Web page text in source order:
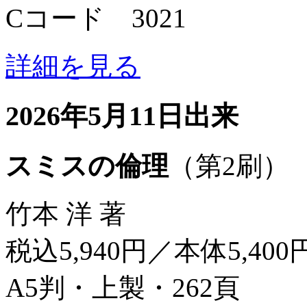
Cコード 3021
詳細を見る
2026年5月11日出来
スミスの倫理 （第2刷）
竹本 洋 著
税込5,940円／本体5,400
A5判・上製・262頁